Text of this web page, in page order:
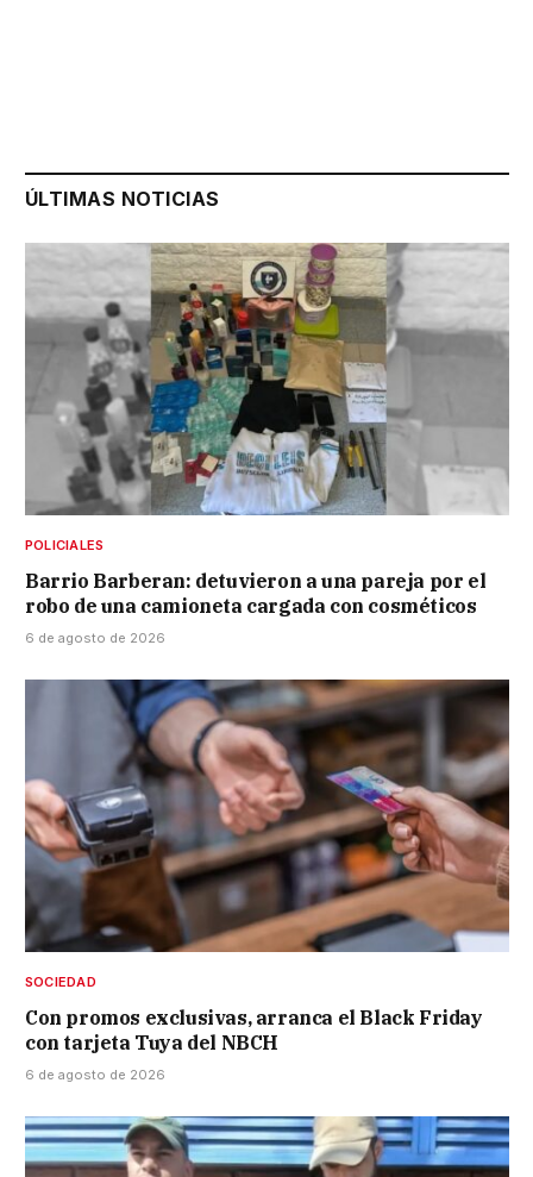
ÚLTIMAS NOTICIAS
POLICIALES
Barrio Barberan: detuvieron a una pareja por el
robo de una camioneta cargada con cosméticos
6 de agosto de 2026
SOCIEDAD
Con promos exclusivas, arranca el Black Friday
con tarjeta Tuya del NBCH
6 de agosto de 2026